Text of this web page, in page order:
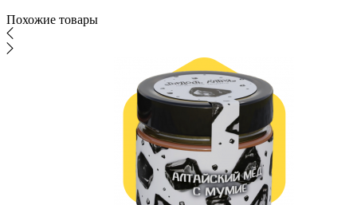
Похожие товары